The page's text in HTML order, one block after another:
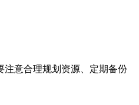
注意合理规划资源、定期备份